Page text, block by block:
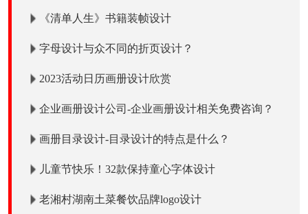
《清单人生》书籍装帧设计
字母设计与众不同的折页设计？
2023活动日历画册设计欣赏
企业画册设计公司-企业画册设计相关免费咨询？
画册目录设计-目录设计的特点是什么？
儿童节快乐！32款保持童心字体设计
老湘村湖南土菜餐饮品牌logo设计